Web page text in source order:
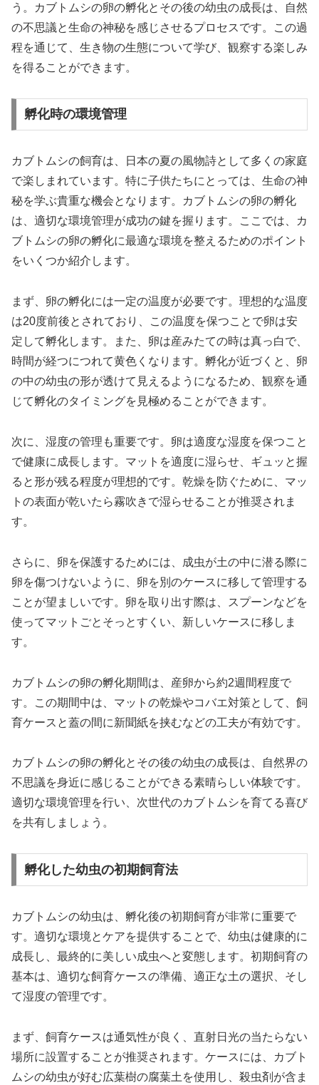
う。カブトムシの卵の孵化とその後の幼虫の成長は、自然
の不思議と生命の神秘を感じさせるプロセスです。この過
程を通じて、生き物の生態について学び、観察する楽しみ
を得ることができます。
孵化時の環境管理
カブトムシの飼育は、日本の夏の風物詩として多くの家庭
で楽しまれています。特に子供たちにとっては、生命の神
秘を学ぶ貴重な機会となります。カブトムシの卵の孵化
は、適切な環境管理が成功の鍵を握ります。ここでは、カ
ブトムシの卵の孵化に最適な環境を整えるためのポイント
をいくつか紹介します。
まず、卵の孵化には一定の温度が必要です。理想的な温度
は20度前後とされており、この温度を保つことで卵は安
定して孵化します。また、卵は産みたての時は真っ白で、
時間が経つにつれて黄色くなります。孵化が近づくと、卵
の中の幼虫の形が透けて見えるようになるため、観察を通
じて孵化のタイミングを見極めることができます。
次に、湿度の管理も重要です。卵は適度な湿度を保つこと
で健康に成長します。マットを適度に湿らせ、ギュッと握
ると形が残る程度が理想的です。乾燥を防ぐために、マッ
トの表面が乾いたら霧吹きで湿らせることが推奨されま
す。
さらに、卵を保護するためには、成虫が土の中に潜る際に
卵を傷つけないように、卵を別のケースに移して管理する
ことが望ましいです。卵を取り出す際は、スプーンなどを
使ってマットごとそっとすくい、新しいケースに移しま
す。
カブトムシの卵の孵化期間は、産卵から約2週間程度で
す。この期間中は、マットの乾燥やコバエ対策として、飼
育ケースと蓋の間に新聞紙を挟むなどの工夫が有効です。
カブトムシの卵の孵化とその後の幼虫の成長は、自然界の
不思議を身近に感じることができる素晴らしい体験です。
適切な環境管理を行い、次世代のカブトムシを育てる喜び
を共有しましょう。
孵化した幼虫の初期飼育法
カブトムシの幼虫は、孵化後の初期飼育が非常に重要で
す。適切な環境とケアを提供することで、幼虫は健康的に
成長し、最終的に美しい成虫へと変態します。初期飼育の
基本は、適切な飼育ケースの準備、適正な土の選択、そし
て湿度の管理です。
まず、飼育ケースは通気性が良く、直射日光の当たらない
場所に設置することが推奨されます。ケースには、カブト
ムシの幼虫が好む広葉樹の腐葉土を使用し、殺虫剤が含ま